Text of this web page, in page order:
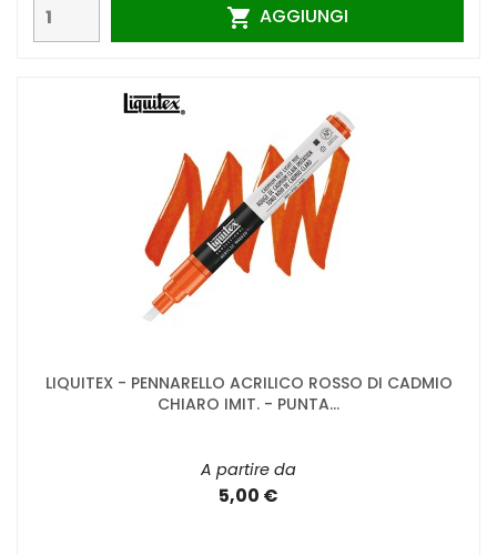
 AGGIUNGI
LIQUITEX - PENNARELLO ACRILICO ROSSO DI CADMIO
CHIARO IMIT. - PUNTA...
A partire da
5,00 €